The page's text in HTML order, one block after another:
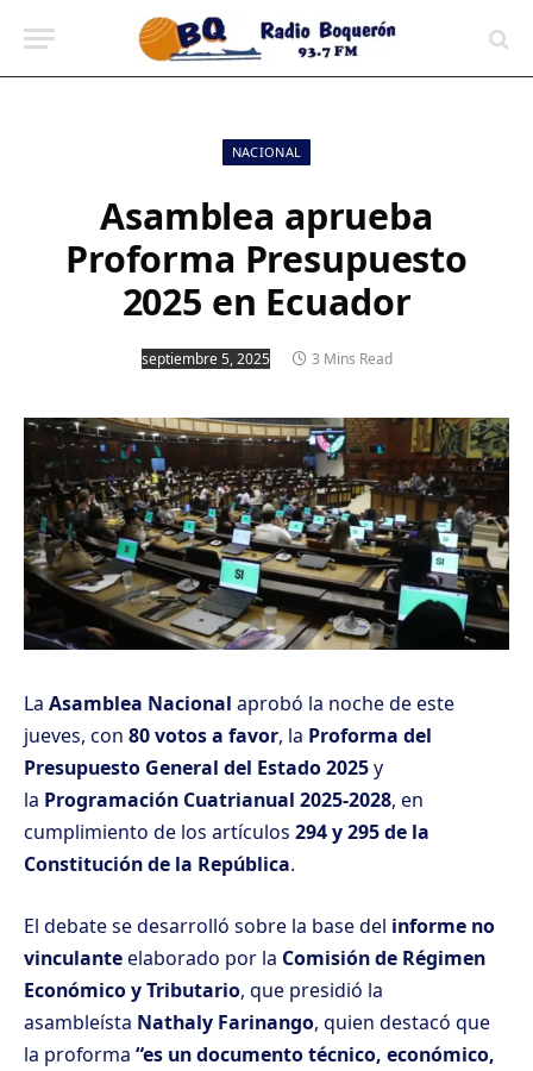
NACIONAL
Asamblea aprueba
Proforma Presupuesto
2025 en Ecuador
septiembre 5, 2025 3 Mins Read
La Asamblea Nacional aprobó la noche de este
jueves, con 80 votos a favor, la Proforma del
Presupuesto General del Estado 2025y
la Programación Cuatrianual 2025-2028, en
cumplimiento de los artículos 294 y 295 de la
Constitución de la República.
El debate se desarrolló sobre la base del informe no
vinculanteelaborado por la Comisión de Régimen
Económico y Tributario, que presidió la
asambleísta Nathaly Farinango, quien destacó que
la proforma “es un documento técnico, económico,